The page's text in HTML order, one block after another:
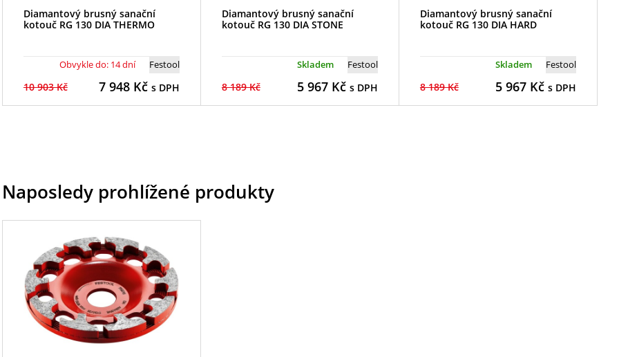
Diamantový brusný sanační
kotouč RG 130 DIA THERMO
Festool
Obvykle do: 14 dní
10 903 Kč 7 948Kč s DPH
Diamantový brusný sanační
kotouč RG 130 DIA STONE
Festool
Skladem
8 189 Kč 5 967Kč s DPH
Diamantový brusný sanační
kotouč RG 130 DIA HARD
Festool
Skladem
8 189 Kč 5 967Kč s DPH
Naposledy prohlížené produkty